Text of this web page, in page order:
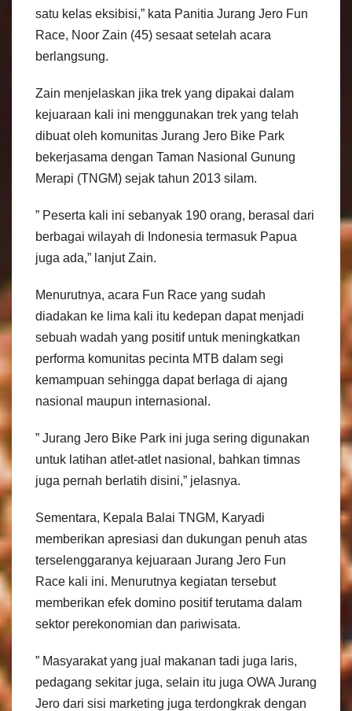
satu kelas eksibisi,” kata Panitia Jurang Jero Fun
Race, Noor Zain (45) sesaat setelah acara
berlangsung.
Zain menjelaskan jika trek yang dipakai dalam
kejuaraan kali ini menggunakan trek yang telah
dibuat oleh komunitas Jurang Jero Bike Park
bekerjasama dengan Taman Nasional Gunung
Merapi (TNGM) sejak tahun 2013 silam.
” Peserta kali ini sebanyak 190 orang, berasal dari
berbagai wilayah di Indonesia termasuk Papua
juga ada,” lanjut Zain.
Menurutnya, acara Fun Race yang sudah
diadakan ke lima kali itu kedepan dapat menjadi
sebuah wadah yang positif untuk meningkatkan
performa komunitas pecinta MTB dalam segi
kemampuan sehingga dapat berlaga di ajang
nasional maupun internasional.
” Jurang Jero Bike Park ini juga sering digunakan
untuk latihan atlet-atlet nasional, bahkan timnas
juga pernah berlatih disini,” jelasnya.
Sementara, Kepala Balai TNGM, Karyadi
memberikan apresiasi dan dukungan penuh atas
terselenggaranya kejuaraan Jurang Jero Fun
Race kali ini. Menurutnya kegiatan tersebut
memberikan efek domino positif terutama dalam
sektor perekonomian dan pariwisata.
” Masyarakat yang jual makanan tadi juga laris,
pedagang sekitar juga, selain itu juga OWA Jurang
Jero dari sisi marketing juga terdongkrak dengan